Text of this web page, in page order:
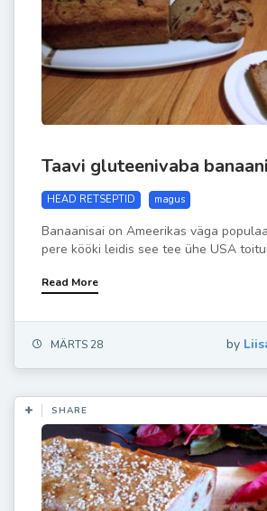
Taavi gluteenivaba
HEAD RETSEPTID magus
Banaanisai on Ameerikas väga
pere kööki leidis see tee ühe USA
Read More
MÄRTS 28 by
SHARE